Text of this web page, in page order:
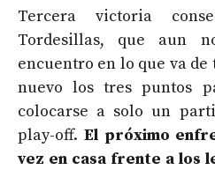
Tercera victoria
Tordesillas, que aun
encuentro en lo que va
nuevo los tres puntos
colocarse a solo un
play-off. El próximo
vez en casa frente a los